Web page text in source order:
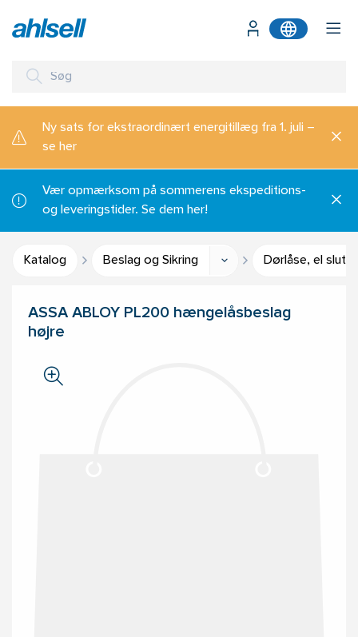
Ny sats for ekstraordinært energitillæg fra 1. juli –
se her
Vær opmærksom på sommerens ekspeditions-
og leveringstider. Se dem her!
Katalog Beslag og Sikring Dørlåse, el
ASSA ABLOY PL200 hængelåsbeslag
højre